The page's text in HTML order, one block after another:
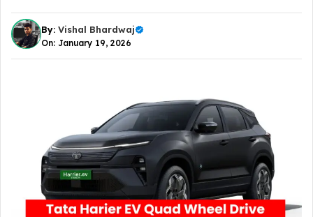
By: Vishal Bhardwaj
On: January 19, 2026